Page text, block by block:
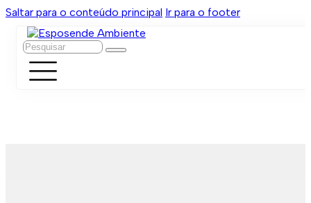
Saltar para o conteúdo principal Ir para o footer
Pesquisar